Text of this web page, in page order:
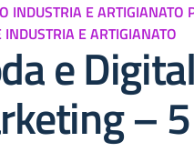
INDUSTRIA E ARTIGIANATO
INDUSTRIA E ARTIGIANATO
e
–